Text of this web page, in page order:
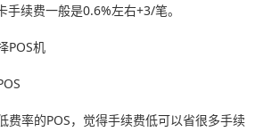
手续费一般是0.6%左右+3/笔。
POS机
费率的POS，觉得手续费低可以省很多手续